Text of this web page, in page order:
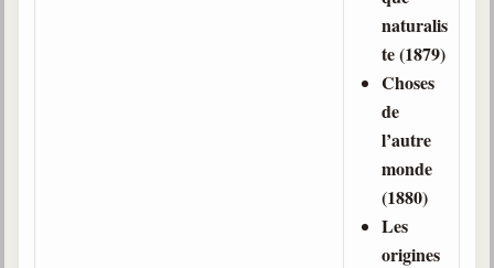
naturalis
te (1879)
Choses
de
l’autre
monde
(1880)
Les
origines